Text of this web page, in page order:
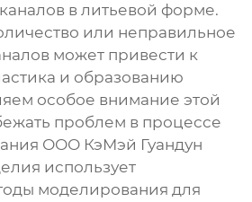
в литьевой форме.
или неправильное
может привести к
и образованию
особое внимание этой
проблем в процессе
ООО КэМэй Гуандун
использует
моделирования для